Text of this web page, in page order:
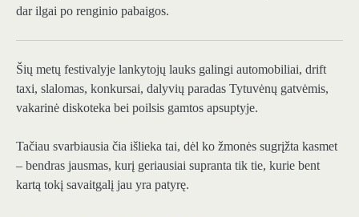
dar ilgai po renginio pabaigos.
Šių metų festivalyje lankytojų lauks galingi automobiliai, drift
taxi, slalomas, konkursai, dalyvių paradas Tytuvėnų gatvėmis,
vakarinė diskoteka bei poilsis gamtos apsuptyje.
Tačiau svarbiausia čia išlieka tai, dėl ko žmonės sugrįžta kasmet
– bendras jausmas, kurį geriausiai supranta tik tie, kurie bent
kartą tokį savaitgalį jau yra patyrę.